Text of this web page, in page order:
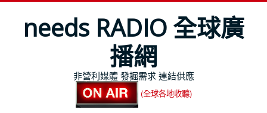
needs RADIO 全球廣
播網
非營利媒體 發掘需求 連結供應
(全球各地收聽)